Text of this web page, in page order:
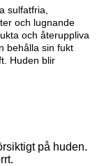
sulfatfria,
och lugnande
och återuppliva
behålla sin fukt
Huden blir
på huden.